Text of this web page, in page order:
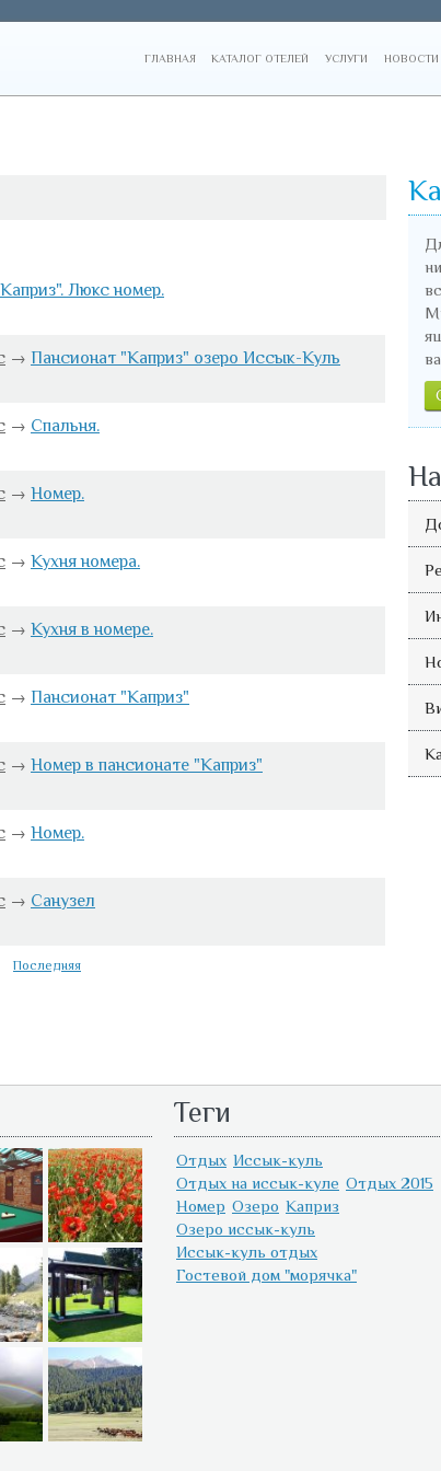
ГЛАВНАЯ КАТАЛОГ ОТЕЛЕЙ УСЛУГИ НОВОСТИ
Люкс номер.
→ Пансионат "Каприз" озеро Иссык-Куль
→ Спальня.
→ Номер.
→ Кухня номера.
→ Кухня в номере.
→ Пансионат "Каприз"
→ Номер в пансионате "Каприз"
→ Номер.
→ Санузел
Последняя
Теги
Отдых Иссык-куль
Отдых на иссык-куле Отдых 2015
Номер Озеро Каприз
Озеро иссык-куль
Иссык-куль отдых
Гостевой дом "морячка"